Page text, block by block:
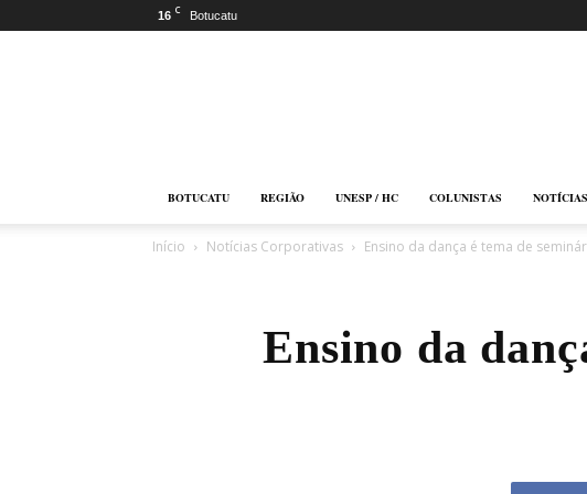
16 C Botucatu
BOTUCATU REGIÃO UNESP / HC COLUNISTAS
Início Notícias Corporativas Ensino da dança é tema de
Ensino da